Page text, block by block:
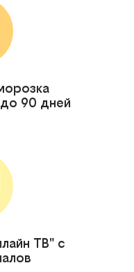
90 дней
ТВ" с